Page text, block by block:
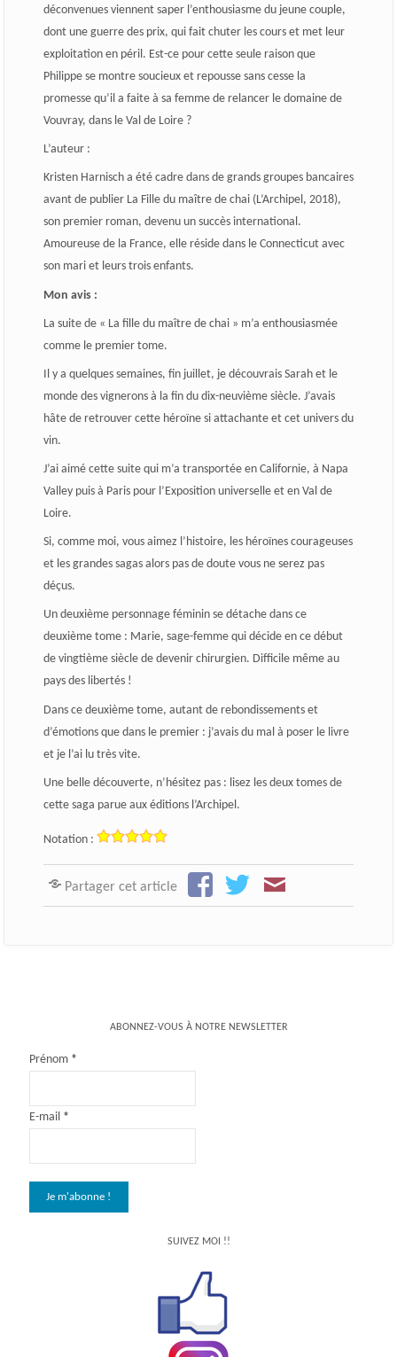
déconvenues viennent saper l’enthousiasme du jeune couple,
dont une guerre des prix, qui fait chuter les cours et met leur
exploitation en péril. Est-ce pour cette seule raison que
Philippe se montre soucieux et repousse sans cesse la
promesse qu’il a faite à sa femme de relancer le domaine de
Vouvray, dans le Val de Loire ?
L’auteur :
Kristen Harnisch a été cadre dans de grands groupes bancaires
avant de publier La Fille du maître de chai (L’Archipel, 2018),
son premier roman, devenu un succès international.
Amoureuse de la France, elle réside dans le Connecticut avec
son mari et leurs trois enfants.
Mon avis :
La suite de « La fille du maître de chai » m’a enthousiasmée
comme le premier tome.
Il y a quelques semaines, fin juillet, je découvrais Sarah et le
monde des vignerons à la fin du dix-neuvième siècle. J’avais
hâte de retrouver cette héroïne si attachante et cet univers du
vin.
J’ai aimé cette suite qui m’a transportée en Californie, à Napa
Valley puis à Paris pour l’Exposition universelle et en Val de
Loire.
Si, comme moi, vous aimez l’histoire, les héroïnes courageuses
et les grandes sagas alors pas de doute vous ne serez pas
déçus.
Un deuxième personnage féminin se détache dans ce
deuxième tome : Marie, sage-femme qui décide en ce début
de vingtième siècle de devenir chirurgien. Difficile même au
pays des libertés !
Dans ce deuxième tome, autant de rebondissements et
d’émotions que dans le premier : j’avais du mal à poser le livre
et je l’ai lu très vite.
Une belle découverte, n’hésitez pas : lisez les deux tomes de
cette saga parue aux éditions l’Archipel.
Notation :
Partager cet article
ABONNEZ-VOUS À NOTRE NEWSLETTER
Prénom *
E-mail *
SUIVEZ MOI !!